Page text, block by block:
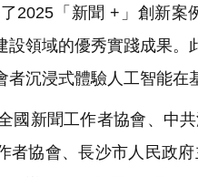
2025「新聞 +」創新案
設領域的優秀實踐成果
者沉浸式體驗人工智能在
新聞工作者協會、中
者協會、長沙市人民政